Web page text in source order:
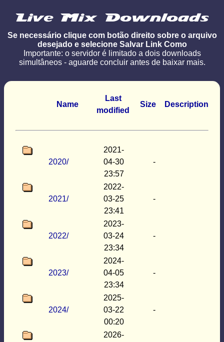
Se necessário clique com botão direito sobre o arquivo
desejado e selecione Salvar Link Como
Importante: o servidor é limitado a dois downloads
simultâneos - aguarde concluir antes de baixar mais.
Name
Last
modified
Size Description
2020/
2021-
04-30
23:57
-
2021/
2022-
03-25
23:41
-
2022/
2023-
03-24
23:34
-
2023/
2024-
04-05
23:34
-
2024/
2025-
03-22
00:20
-
2026-